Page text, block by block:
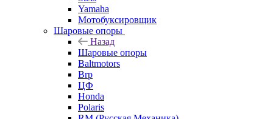
Yamaha
Мотобуксировщик
Шаровые опоры
Назад
Шаровые опоры
Baltmotors
Brp
ЦФ
Honda
Polaris